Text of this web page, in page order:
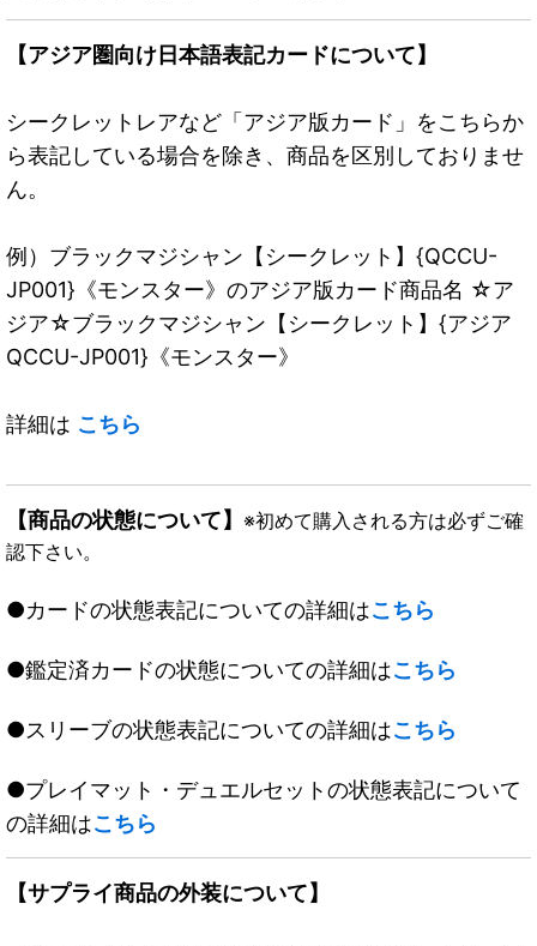
【アジア圏向け日本語表記カードについて】
シークレットレアなど「アジア版カード」をこちらか
ら表記している場合を除き、商品を区別しておりませ
ん。
例）ブラックマジシャン【シークレット】{QCCU-
JP001}《モンスター》のアジア版カード商品名 ☆ア
ジア☆ブラックマジシャン【シークレット】{アジア
QCCU-JP001}《モンスター》
詳細は こちら
【商品の状態について】 ※初めて購入される方は必ずご確
認下さい。
●カードの状態表記についての詳細はこちら
●鑑定済カードの状態についての詳細はこちら
●スリーブの状態表記についての詳細はこちら
●プレイマット・デュエルセットの状態表記について
の詳細はこちら
【サプライ商品の外装について】